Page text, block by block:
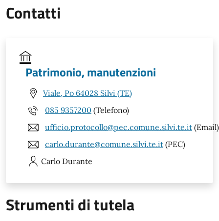
Contatti
Patrimonio, manutenzioni
Viale, Po 64028 Silvi (TE)
085 9357200 (Telefono)
ufficio.protocollo@pec.comune.silvi.te.it (Email)
carlo.durante@comune.silvi.te.it (PEC)
Carlo Durante
Strumenti di tutela